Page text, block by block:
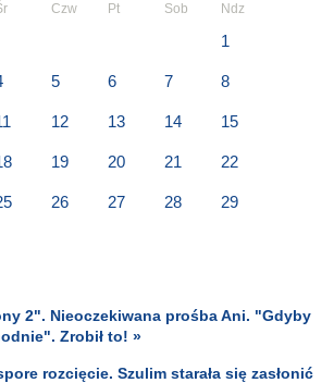
Czw Pt Sob Ndz
1
5 6 7 8
12 13 14 15
19 20 21 22
26 27 28 29
2". Nieoczekiwana prośba Ani. "Gdyby
Zrobił to! »
rozcięcie. Szulim starała się zasłonić